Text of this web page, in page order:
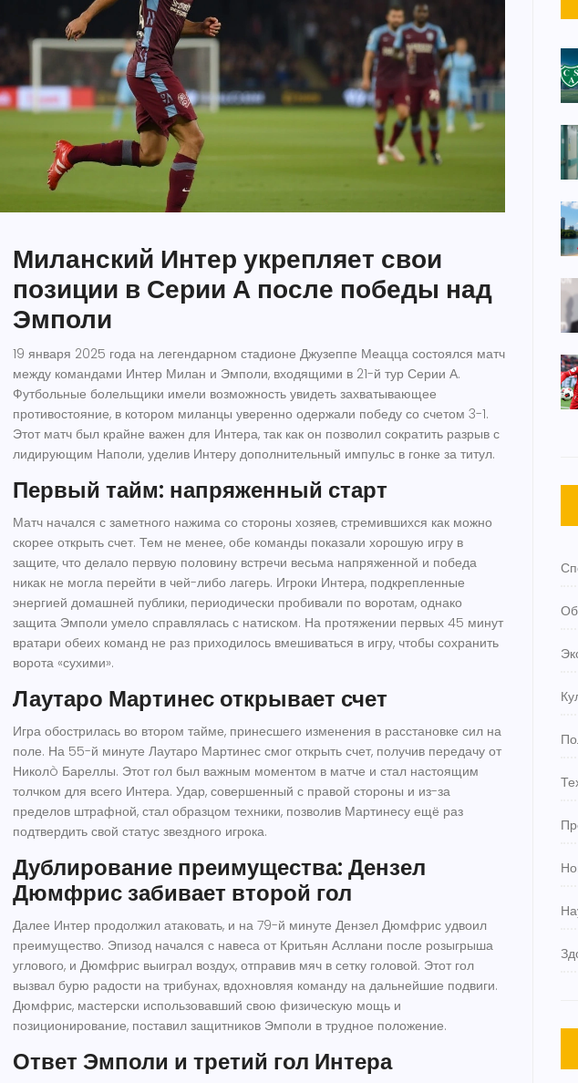
Миланский Интер укрепляет свои
позиции в Серии А после победы над
Эмполи
19 января 2025 года на легендарном стадионе Джузеппе Меацца состоялся матч
между командами Интер Милан и Эмполи, входящими в 21-й тур Серии А.
Футбольные болельщики имели возможность увидеть захватывающее
противостояние, в котором миланцы уверенно одержали победу со счетом 3-1.
Этот матч был крайне важен для Интера, так как он позволил сократить разрыв с
лидирующим Наполи, уделив Интеру дополнительный импульс в гонке за титул.
Первый тайм: напряженный старт
Матч начался с заметного нажима со стороны хозяев, стремившихся как можно
скорее открыть счет. Тем не менее, обе команды показали хорошую игру в
защите, что делало первую половину встречи весьма напряженной и победа
никак не могла перейти в чей-либо лагерь. Игроки Интера, подкрепленные
энергией домашней публики, периодически пробивали по воротам, однако
защита Эмполи умело справлялась с натиском. На протяжении первых 45 минут
вратари обеих команд не раз приходилось вмешиваться в игру, чтобы сохранить
ворота «сухими».
Лаутаро Мартинес открывает счет
Игра обострилась во втором тайме, принесшего изменения в расстановке сил на
поле. На 55-й минуте Лаутаро Мартинес смог открыть счет, получив передачу от
Николò Бареллы. Этот гол был важным моментом в матче и стал настоящим
толчком для всего Интера. Удар, совершенный с правой стороны и из-за
пределов штрафной, стал образцом техники, позволив Мартинесу ещё раз
подтвердить свой статус звездного игрока.
Дублирование преимущества: Дензел
Дюмфрис забивает второй гол
Далее Интер продолжил атаковать, и на 79-й минуте Дензел Дюмфрис удвоил
преимущество. Эпизод начался с навеса от Критьян Асллани после розыгрыша
углового, и Дюмфрис выиграл воздух, отправив мяч в сетку головой. Этот гол
вызвал бурю радости на трибунах, вдохновляя команду на дальнейшие подвиги.
Дюмфрис, мастерски использовавший свою физическую мощь и
позиционирование, поставил защитников Эмполи в трудное положение.
Ответ Эмполи и третий гол Интера